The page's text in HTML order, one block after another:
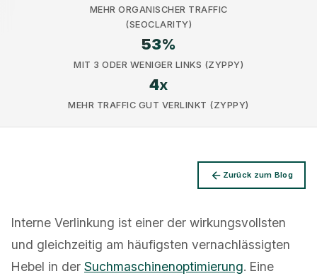
MEHR ORGANISCHER TRAFFIC
(SEOCLARITY)
53%
MIT 3 ODER WENIGER LINKS (ZYPPY)
4x
MEHR TRAFFIC GUT VERLINKT (ZYPPY)
Zurück zum Blog
Interne Verlinkung ist einer der wirkungsvollsten
und gleichzeitig am häufigsten vernachlässigten
Hebel in der Suchmaschinenoptimierung. Eine